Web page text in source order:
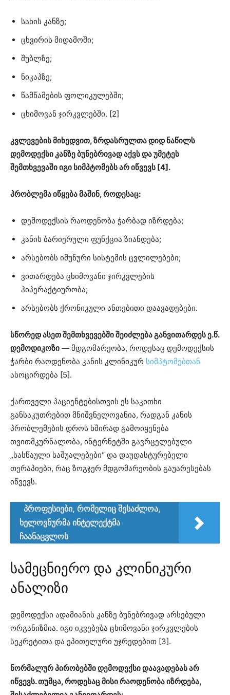
სახის კანზე;
ცხვირის მიდამოში;
შუბლზე;
ნიკაპზე;
წამწამების ფოლიკულებში;
ცხიმოვან ჯირკვლებში. [2]
კვლევების მიხედვით, ზრდასრულთა დიდ ნაწილს
დემოდექსი კანზე ბუნებრივად აქვს და უმეტეს
შემთხვევაში იგი სიმპტომებს არ იწვევს [4].
პრობლემა იწყება მაშინ, როდესაც:
დემოდექსის რაოდენობა ჭარბად იზრდება;
კანის ბარიერული ფუნქცია ზიანდება;
არსებობს იმუნური სისტემის ცვლილებები;
ვითარდება ცხიმოვანი ჯირკვლების
ჰიპერაქტიურობა;
არსებობს ქრონიკული ანთებითი დაავადებები.
სწორედ ასეთ შემთხვევებში შეიძლება განვითარდეს ე.წ.
დემოდიკოზი — მდგომარეობა, როდესაც დემოდექსის
ჭარბი რაოდენობა კანის კლინიკურ სიმპტომებთან
ასოცირდება [5].
ქართველი პაციენტებისთვის ეს საკითხი
განსაკუთრებით მნიშვნელოვანია, რადგან კანის
პრობლემების დროს ხშირად გამოიყენება
თვითმკურნალობა, ინტერნეტში გავრცელებული
„სასწაული საშუალებები“ და დაუდასტურებელი
თერაპიები, რაც ზოგჯერ მდგომარეობის გაუარესებას
იწვევს.
პროფესიები, რომელიც შესაძლოა,
ხელოვნურმა ინტელექტმა
ჩაანაცვლოს
სამეცნიერო და კლინიკური
ანალიზი
დემოდექსი ადამიანის კანზე ბუნებრივად არსებული
ორგანიზმია. იგი იკვებება ცხიმოვანი ჯირკვლების
სეკრეტითა და ეპითელური უჯრედებით [3].
ნორმალურ პირობებში დემოდექსი დაავადებას არ
იწვევს. თუმცა, როდესაც მისი რაოდენობა იზრდება,